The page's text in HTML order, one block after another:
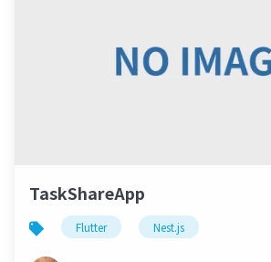
TaskShareApp
Flutter Nest.js